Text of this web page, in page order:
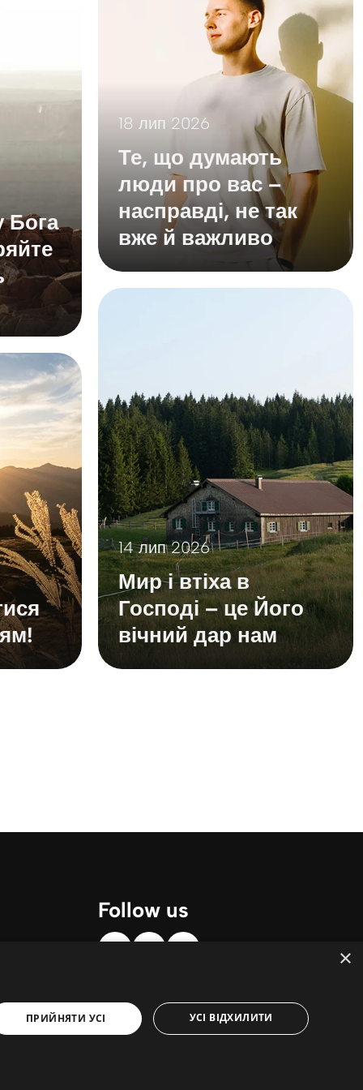
Бога
18 лип 2026
Те, що думають
люди про вас –
насправді, не так
вже й важливо
14 лип 2026
Мир і втіха в
Господі – це Його
вічний дар нам
Follow us
×
ПРИЙНЯТИ УСІ УСІ ВІДХИЛИТИ